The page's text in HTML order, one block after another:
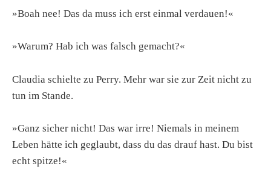
»Boah nee! Das da muss ich erst einmal verdauen!«
»Warum? Hab ich was falsch gemacht?«
Claudia schielte zu Perry. Mehr war sie zur Zeit nicht zu
tun im Stande.
»Ganz sicher nicht! Das war irre! Niemals in meinem
Leben hätte ich geglaubt, dass du das drauf hast. Du bist
echt spitze!«